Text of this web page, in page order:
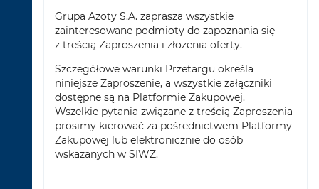
Grupa Azoty S.A. zaprasza wszystkie
zainteresowane podmioty do zapoznania się
z treścią Zaproszenia i złożenia oferty.
Szczegółowe warunki Przetargu określa
niniejsze Zaproszenie, a wszystkie załączniki
dostępne są na Platformie Zakupowej.
Wszelkie pytania związane z treścią Zaproszenia
prosimy kierować za pośrednictwem Platformy
Zakupowej lub elektronicznie do osób
wskazanych w SIWZ.